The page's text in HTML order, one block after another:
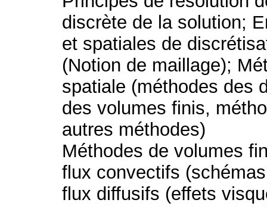
discrète de la solution;
et spatiales de
(Notion de maillage);
spatiale (méthodes des
des volumes finis,
autres méthodes)
Méthodes de volumes
flux convectifs
flux diffusifs (effets